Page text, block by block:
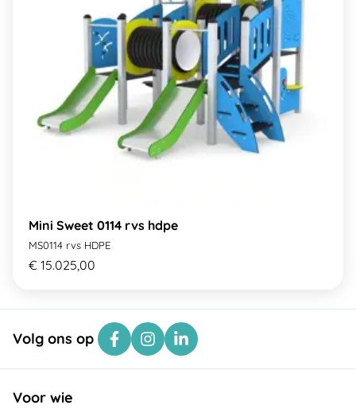
Mini Sweet 0114 rvs hdpe
MS0114 rvs HDPE
€ 15.025,00
Volg ons op
Voor wie